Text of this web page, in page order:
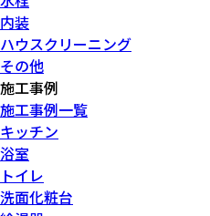
内装
ハウスクリーニング
その他
施工事例
施工事例一覧
キッチン
浴室
トイレ
洗面化粧台